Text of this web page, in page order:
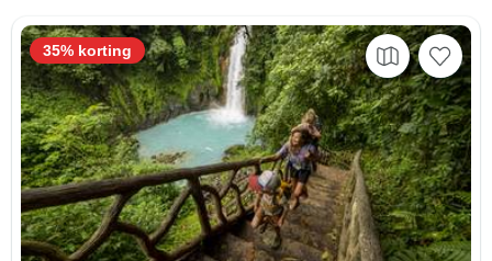
35% korting